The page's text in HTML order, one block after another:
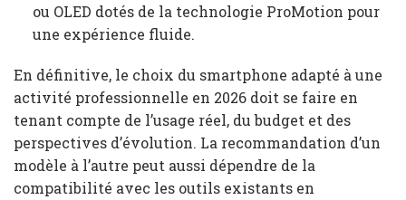
ou OLED dotés de la technologie ProMotion pour
une expérience fluide.
En définitive, le choix du smartphone adapté à une
activité professionnelle en 2026 doit se faire en
tenant compte de l’usage réel, du budget et des
perspectives d’évolution. La recommandation d’un
modèle à l’autre peut aussi dépendre de la
compatibilité avec les outils existants en